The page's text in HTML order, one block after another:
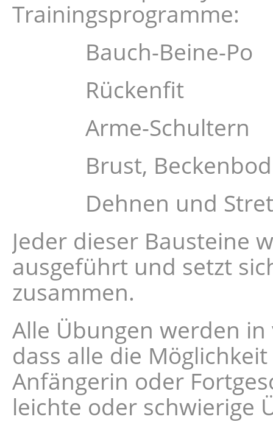
Trainingsprogramme:
Bauch-Beine-Po
Rückenfit
Arme-Schultern
Brust,
Dehnen und
Jeder dieser Bausteine
ausgeführt und setzt
zusammen.
Alle Übungen werden
dass alle die
Anfängerin oder
leichte oder schwierige